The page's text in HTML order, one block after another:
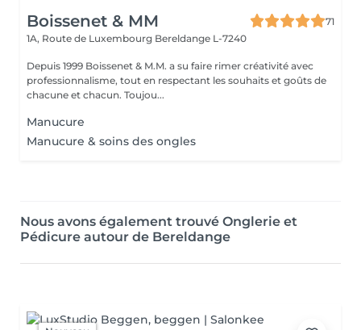
Boissenet & MM
71
1A, Route de Luxembourg Bereldange L-7240
Depuis 1999 Boissenet & M.M. a su faire rimer créativité avec
professionnalisme, tout en respectant les souhaits et goûts de
chacune et chacun. Toujou...
Manucure
Manucure & soins des ongles
Nous avons également trouvé Onglerie et
Pédicure autour de Bereldange